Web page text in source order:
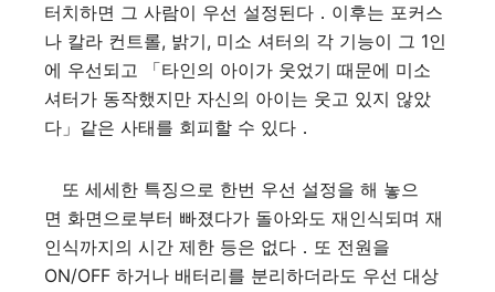
터치하면 그 사람이 우선 설정된다．이후는 포커스
나 칼라 컨트롤, 밝기, 미소 셔터의 각 기능이 그 1인
에 우선되고 「타인의 아이가 웃었기 때문에 미소
셔터가 동작했지만 자신의 아이는 웃고 있지 않았
다」같은 사태를 회피할 수 있다．
또 세세한 특징으로 한번 우선 설정을 해 놓으
면 화면으로부터 빠졌다가 돌아와도 재인식되며 재
인식까지의 시간 제한 등은 없다．또 전원을
ON/OFF 하거나 배터리를 분리하더라도 우선 대상